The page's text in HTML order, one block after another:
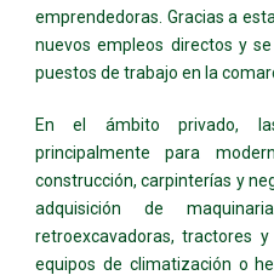
emprendedoras. Gracias a
nuevos empleos directos y
puestos de trabajo en la
En el ámbito privado,
principalmente para
construcción, carpinterías y
adquisición de
retroexcavadoras, tractores
equipos de climatización o